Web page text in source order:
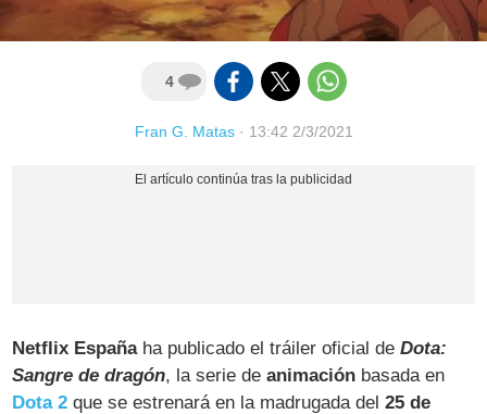
4
Fran G. Matas· 13:42 2/3/2021
Netflix Españaha publicado el tráiler oficial deDota:
Sangre de dragón, la serie deanimación basada en
Dota 2 que se estrenará en la madrugada del25 de